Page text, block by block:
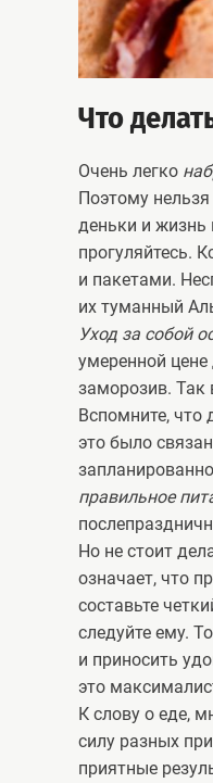
Что
Очень легко
Поэтому
деньки и жизнь
прогуляйтесь.
и пакетами.
их туманный
Уход за собой
умеренной
заморозив. Так
Вспомните, что
это было
правильное
Но не стоит
означает, что
составьте
следуйте ему.
и приносить
это
К слову о еде,
силу разных
приятные